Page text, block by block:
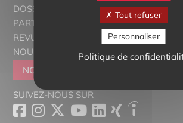
DOSSIERS THÉMATIQUES
PARTENAIRES
REVUE DE PRESSE
NOUS CONTACTER
NOUS REJOINDRE
SUIVEZ-NOUS SUR
Tout refuser
Personnaliser
Politique de